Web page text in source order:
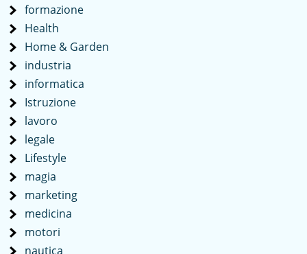
formazione
Health
Home & Garden
industria
informatica
Istruzione
lavoro
legale
Lifestyle
magia
marketing
medicina
motori
nautica